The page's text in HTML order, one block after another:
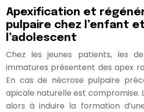
Apexification et
pulpaire chez l’enfant
l’adolescent
Chez les jeunes patients, les
immatures présentent des apex
En cas de nécrose pulpaire
apicale naturelle est compromise.
alors à induire la formation